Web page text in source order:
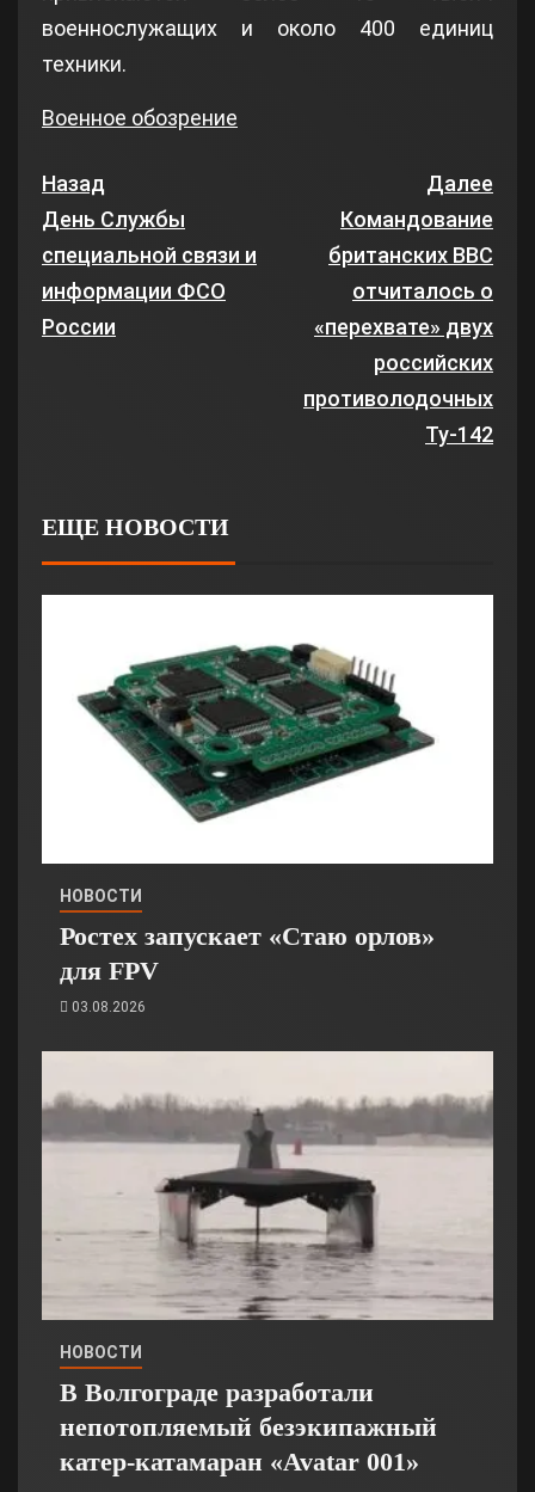
военнослужащих и около 400 единиц
техники.
Военное обозрение
Назад
День Службы
специальной связи и
информации ФСО
России
Далее
Командование
британских ВВС
отчиталось о
«перехвате» двух
российских
противолодочных
Ту-142
ЕЩЕ НОВОСТИ
НОВОСТИ
Ростех запускает «Стаю орлов»
для FPV
03.08.2026
НОВОСТИ
В Волгограде разработали
непотопляемый безэкипажный
катер-катамаран «Avatar 001»